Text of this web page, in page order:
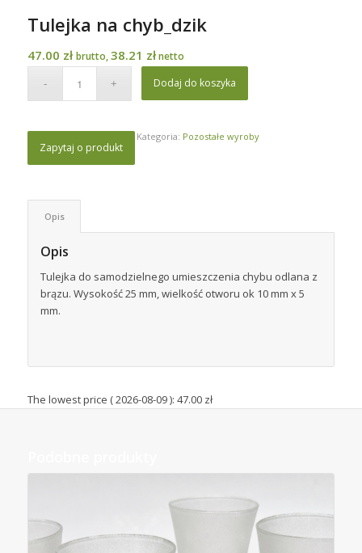
Tulejka na chyb_dzik
47.00 zł brutto,38.21 złnetto
Dodaj do koszyka
Kategoria: Pozostałe wyroby
Zapytaj o produkt
Opis
Opis
Tulejka do samodzielnego umieszczenia chybu odlana z
brązu. Wysokość 25 mm, wielkość otworu ok 10 mm x 5
mm.
The lowest price (2026-08-09): 47.00 zł